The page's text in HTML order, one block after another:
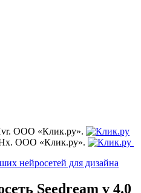
ООО «Клик.ру».
ООО «Клик.ру».
нейросетей для дизайна
Seedream v 4.0